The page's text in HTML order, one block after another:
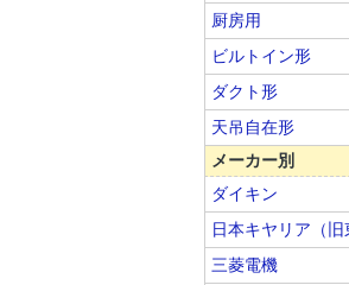
厨房用
ビルトイン形
ダクト形
天吊自在形
メーカー別
ダイキン
日本キヤリア（旧
三菱電機